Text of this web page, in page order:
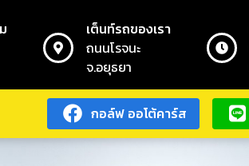
เต็นท์รถของเรา
ถนนโรจนะ
จ.อยุธยา
กอล์ฟ ออโต้คาร์ส
กอล์ฟ ออโต้คาร์ส